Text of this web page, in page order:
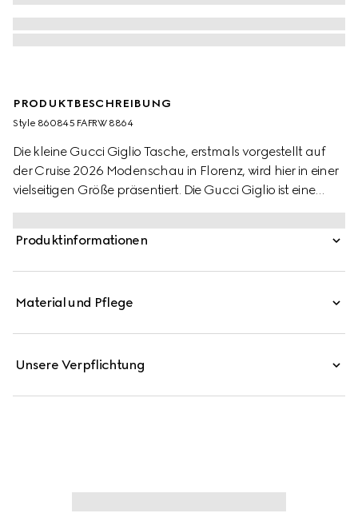
PRODUKTBESCHREIBUNG
Style ‎860845 FAFRW 8864
Die kleine Gucci Giglio Tasche, erstmals vorgestellt auf
der Cruise 2026 Modenschau in Florenz, wird hier in einer
vielseitigen Größe präsentiert. Die Gucci Giglio ist eine
Hommage an die italienischen Wurzeln des Hauses und
steht zugleich für Kontinuität und Neuerfindung. Diese
geräumige Tasche aus GG Denim wird von einem Besatz
Produktinformationen
Material und Pflege
Unsere Verpflichtung